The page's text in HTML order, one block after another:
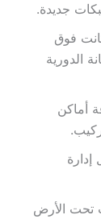
جديدة.
فوق
الدورية
أماكن
تحت الأرض